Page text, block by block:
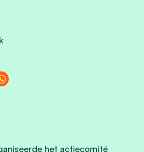
het actiecomité